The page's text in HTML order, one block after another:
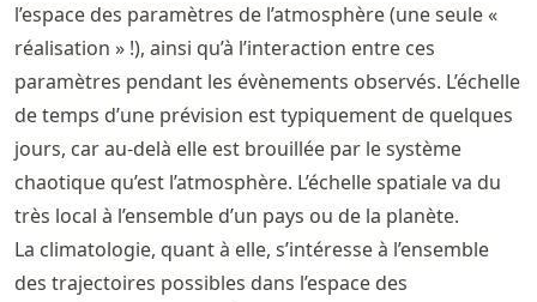
l’espace des paramètres de l’atmosphère (une seule «
réalisation » !), ainsi qu’à l’interaction entre ces
paramètres pendant les évènements observés. L’échelle
de temps d’une prévision est typiquement de quelques
jours, car au-delà elle est brouillée par le système
chaotique qu’est l’atmosphère. L’échelle spatiale va du
très local à l’ensemble d’un pays ou de la planète.
La climatologie, quant à elle, s’intéresse à l’ensemble
des trajectoires possibles dans l’espace des